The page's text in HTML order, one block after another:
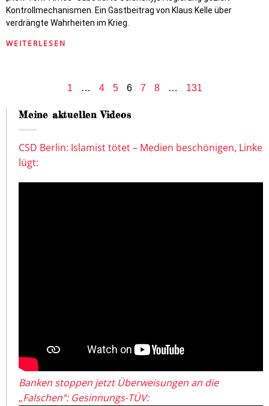
Kontrollmechanismen. Ein Gastbeitrag von Klaus Kelle über
verdrängte Wahrheiten im Krieg.
WEITERLESEN
1 … 4 5 6 7 8 … 131
Meine aktuellen Videos
CSD Berlin: Islamist tötet – Medien beschönigen, Linke
lügt:
Banken stoppen jetzt Überweisungen an die
„Falschen“: Gesinnungs-TÜV: